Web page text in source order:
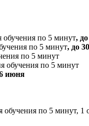
обучения по 5 минут,
по 5 минут, до
по 5 минут
обучения по 5 минут
июня
по 5 минут, 1